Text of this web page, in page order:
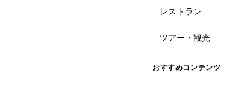
レストラン
ツアー・観光
おすすめコンテンツ